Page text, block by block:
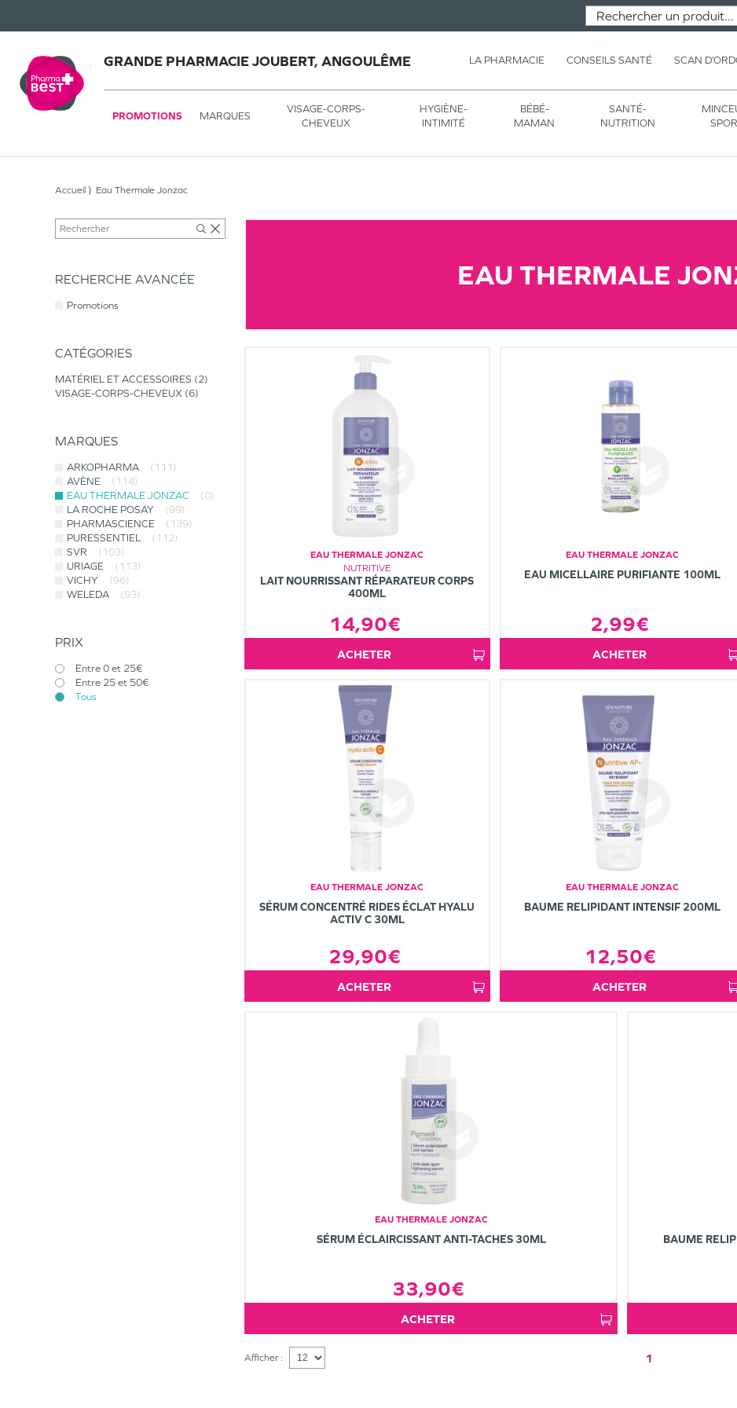
GRANDE PHARMACIE JOUBERT, ANGOULÊME LA PHARMACIE CONSEILS SANTÉ SCAN
PROMOTIONS MARQUES
VISAGE-CORPS-
CHEVEUX
HYGIÈNE-
INTIMITÉ
BÉBÉ-
MAMAN
SANTÉ-
NUTRITION
Accueil Eau Thermale Jonzac
RECHERCHE AVANCÉE
Promotions
CATÉGORIES
MATÉRIEL ET ACCESSOIRES
2
VISAGE-CORPS-CHEVEUX 6
MARQUES
ARKOPHARMA
(111)
AVÈNE
(114)
EAU THERMALE JONZAC
(0)
LA ROCHE POSAY
(99)
PHARMASCIENCE
(139)
PURESSENTIEL
(112)
SVR
(103)
URIAGE
(113)
VICHY
(96)
WELEDA
(93)
PRIX
Entre 0 et 25€
Entre 25 et 50€
Tous
EAU THERMALE
EAU THERMALE JONZAC
NUTRITIVE
LAIT NOURRISSANT RÉPARATEUR CORPS
400ML
14,90€
ACHETER
EAU THERMALE JONZAC
EAU MICELLAIRE PURIFIANTE 100ML
2,99€
ACHETER
EAU THERMALE JONZAC
SÉRUM CONCENTRÉ RIDES ÉCLAT HYALU
ACTIV C 30ML
29,90€
ACHETER
EAU THERMALE JONZAC
BAUME RELIPIDANT INTENSIF 200ML
12,50€
ACHETER
EAU THERMALE JONZAC
SÉRUM ÉCLAIRCISSANT ANTI-TACHES 30ML
33,90€
ACHETER
BAUME
Afficher : 1